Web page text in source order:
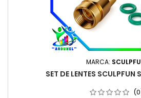
MARCA:
SET DE LENTES SCULPFUN